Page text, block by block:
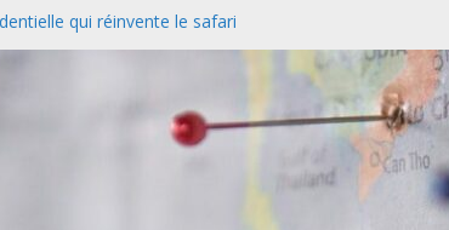
qui réinvente le safari
désertent le Sud et
paysage naturel
et la Méditerranée
: pourquoi cette formule